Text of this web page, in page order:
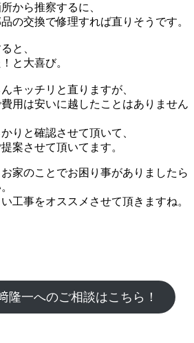
から推察するに、
の交換で修理すれば直りそうです。
と、
と大喜び。
キッチリと直りますが、
用は安いに越したことはありません
りと確認させて頂いて、
案させて頂いてます。
家のことでお困り事がありましたら
工事をオススメさせて頂きますね。
隆一へのご相談はこちら！